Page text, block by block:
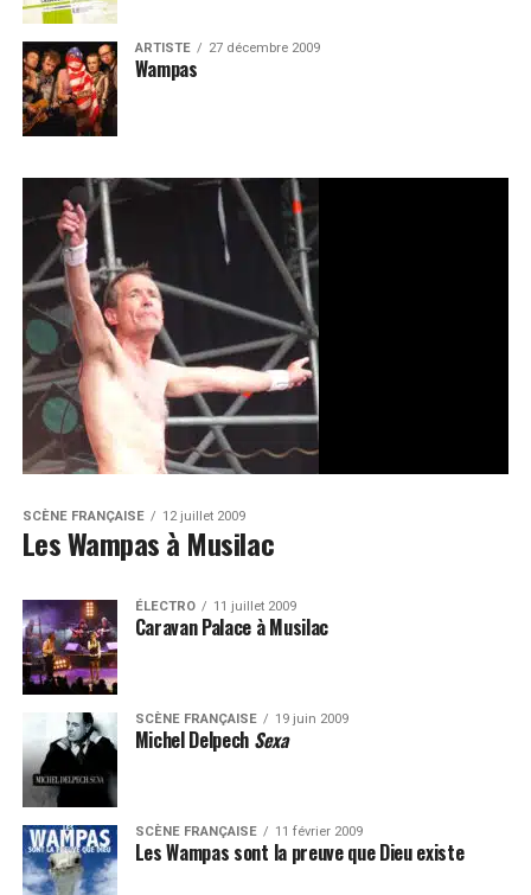
ARTISTE 27 décembre 2009
Wampas
SCÈNE FRANÇAISE 12 juillet 2009
Les Wampas à Musilac
ÉLECTRO 11 juillet 2009
Caravan Palace à Musilac
SCÈNE FRANÇAISE 19 juin 2009
Michel Delpech Sexa
SCÈNE FRANÇAISE 11 février 2009
Les Wampas sont la preuve que Dieu existe